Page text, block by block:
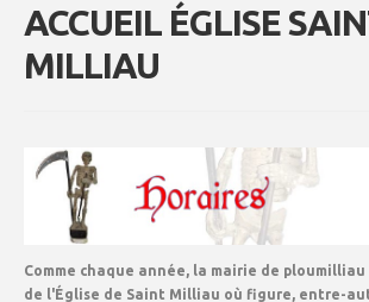
ACCUEIL ÉGLISE
MILLIAU
Comme chaque année, la mairie de
de l'Église de Saint Milliau où figure, entre-